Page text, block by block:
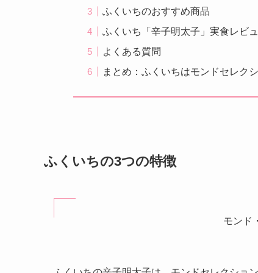
ふくいちのおすすめ商品
ふくいち「辛子明太子」実食レビ
よくある質問
まとめ：ふくいちはモンドセレク
ふくいちの3つの特徴
モンド